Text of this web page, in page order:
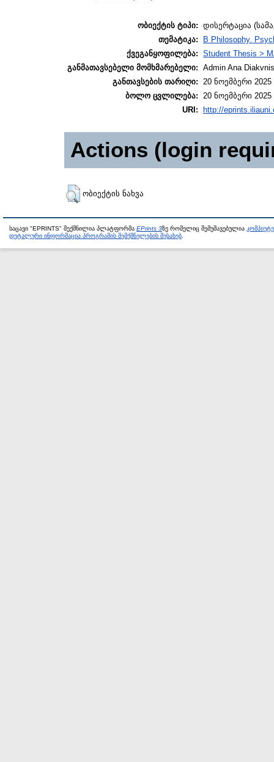
ობიექტის ტიპი: დისერტაცია
თემატიკა:
B Philosophy.
ქვეგანყოფილება: Student Thesis >
განმათავსებელი მომხმარებელი: Admin Ana
განთავსების თარიღი: 20 ნოემბერი 2025
ბოლო ცვლილება: 20 ნოემბერი 2025
URI:
http://
Actions (login
ობიექტის ნახვა
საცავი "EPRINTS" შექმნილია პლატფორმა EPrints 3ზე რომელიც შემუშავებულია
დეტალური ინფორმაცია პროგრამის შემქმნელების შესახებ.